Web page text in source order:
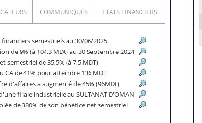
COMMUNIQUÉS ETATS FINANCIERS
semestriels au 30/06/2025
de 9% (à 104,3 MDt) au 30 Septembre 2024
semestriel de 35,5% (à 7,5 MDT)
CA de 41% pour atteindre 136 MDT
d'affaires a augmenté de 45% (96MDt)
filiale industrielle au SULTANAT D'OMAN
de 380% de son bénéfice net semestriel